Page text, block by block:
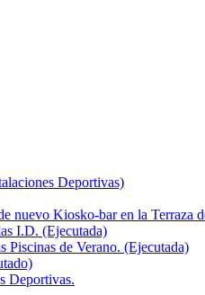
Deportivas)
nuevo Kiosko-bar en la Terraza
I.D. (Ejecutada)
Piscinas de Verano. (Ejecutada)
Deportivas.